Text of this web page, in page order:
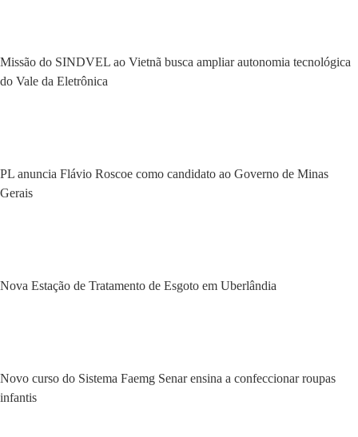
Missão do SINDVEL ao Vietnã busca ampliar autonomia tecnológica
do Vale da Eletrônica
PL anuncia Flávio Roscoe como candidato ao Governo de Minas
Gerais
Nova Estação de Tratamento de Esgoto em Uberlândia
Novo curso do Sistema Faemg Senar ensina a confeccionar roupas
infantis